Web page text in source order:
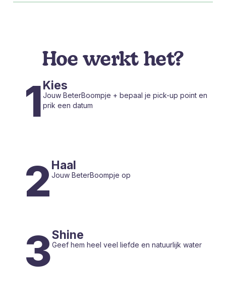
Hoe werkt het?
1Kies
Jouw BeterBoompje + bepaal je pick-up point en
prik een datum
2Haal
Jouw BeterBoompje op
3Shine
Geef hem heel veel liefde en natuurlijk water